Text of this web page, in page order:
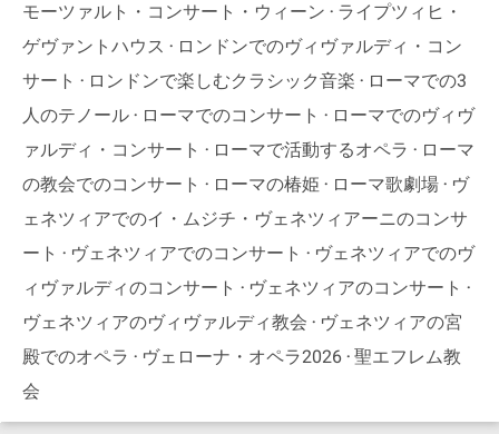
モーツァルト・コンサート・ウィーン
ライプツィヒ・
ゲヴァントハウス
ロンドンでのヴィヴァルディ・コン
サート
ロンドンで楽しむクラシック音楽
ローマでの3
人のテノール
ローマでのコンサート
ローマでのヴィヴ
ァルディ・コンサート
ローマで活動するオペラ
ローマ
の教会でのコンサート
ローマの椿姫 ローマ歌劇場
ヴ
ェネツィアでのイ・ムジチ・ヴェネツィアーニのコンサ
ート
ヴェネツィアでのコンサート
ヴェネツィアでのヴ
ィヴァルディのコンサート
ヴェネツィアのコンサート
ヴェネツィアのヴィヴァルディ教会
ヴェネツィアの宮
殿でのオペラ
ヴェローナ・オペラ2026 聖エフレム教
会